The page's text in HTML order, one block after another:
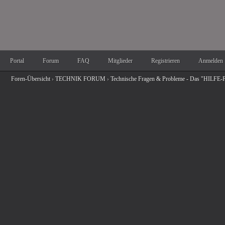
Portal Forum FAQ Mitglieder Registrieren Anmelden
Foren-Übersicht › TECHNIK FORUM › Technische Fragen & Probleme - Das "HILFE-